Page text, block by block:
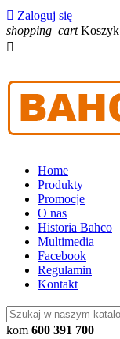
 Zaloguj się
shopping_cart Koszyk

Home
Produkty
Promocje
O nas
Historia Bahco
Multimedia
Facebook
Regulamin
Kontakt
kom 600 391 700